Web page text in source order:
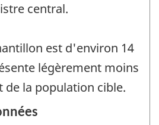
central.
est d'environ 14
légèrement moins
de la population cible.